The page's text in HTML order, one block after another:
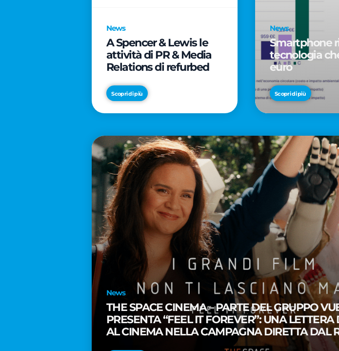
News
A Spencer & Lewis le
attività di PR & Media
Relations di refurbed
Scopri di più
News
Smartphone
tecnologia
euro
Scopri di più
News
THE SPACE CINEMA – PARTE DEL GRUPPO
PRESENTA “FEEL IT FOREVER”: UNA
AL CINEMA NELLA CAMPAGNA DIRETTA DAL
PREMIO OSCAR® TAIKA WAITITI